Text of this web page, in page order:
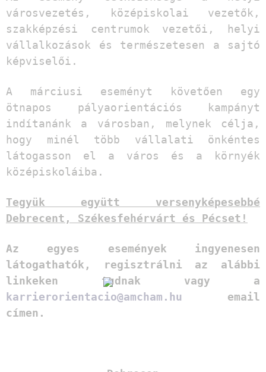
városvezetés, középiskolai vezetők,
szakképzési centrumok vezetői, helyi
vállalkozások és természetesen a sajtó
képviselői.
A márciusi eseményt követően egy
ötnapos pályaorientációs kampányt
indítanánk a városban, melynek célja,
hogy minél több vállalati önkéntes
látogasson el a város és a környék
középiskoláiba.
Tegyük együtt versenyképesebbé
Debrecent, Székesfehérvárt és Pécset!
Az egyes események ingyenesen
látogathatók, regisztrálni az alábbi
linkeken tudnak vagy a
karrierorientacio@amcham.hu email
címen.